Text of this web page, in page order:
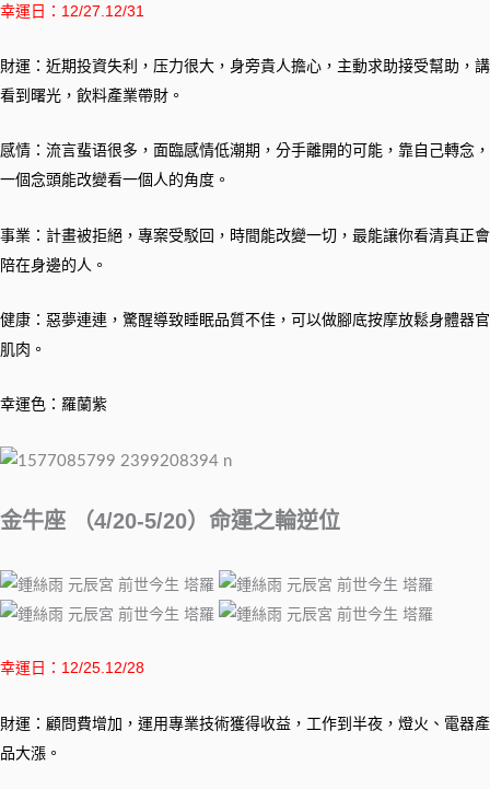
幸運日：12/27.12/31
財運：近期投資失利，压力很大，身旁貴人擔心，主動求助接受幫助，講
看到曙光，飲料產業帶財。
感情：流言蜚语很多，面臨感情低潮期，分手離開的可能，靠自己轉念，
一個念頭能改變看一個人的角度。
事業：計畫被拒絕，專案受駁回，時間能改變一切，最能讓你看清真正會
陪在身邊的人。
健康：惡夢連連，驚醒導致睡眠品質不佳，可以做腳底按摩放鬆身體器官
肌肉。
幸運色：羅蘭紫
金牛座 （4/20-5/20）命運之輪逆位
幸運日：12/25.12/28
財運：顧問費增加，運用專業技術獲得收益，工作到半夜，燈火、電器產
品大漲。